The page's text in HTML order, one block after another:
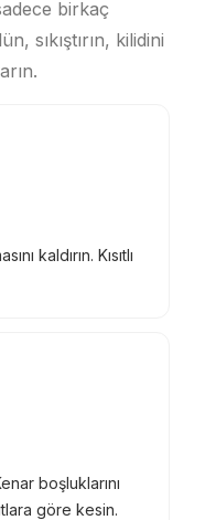
birkaç
sıkıştırın, kilidini
kaldırın. Kısıtlı
boşluklarını
göre kesin.